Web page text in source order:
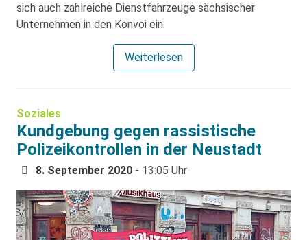
sich auch zahlreiche Dienstfahrzeuge sächsischer
Unternehmen in den Konvoi ein.
Weiterlesen
Soziales
Kundgebung gegen rassistische
Polizeikontrollen in der Neustadt
8. September 2020 - 13:05 Uhr